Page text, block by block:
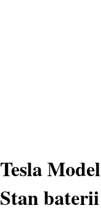
Tesla
Stan